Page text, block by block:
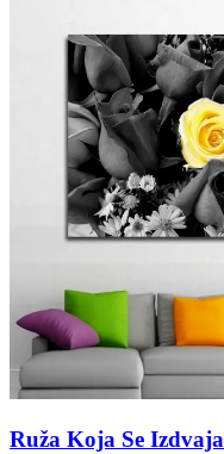
Ruža Koja Se Izdvaja